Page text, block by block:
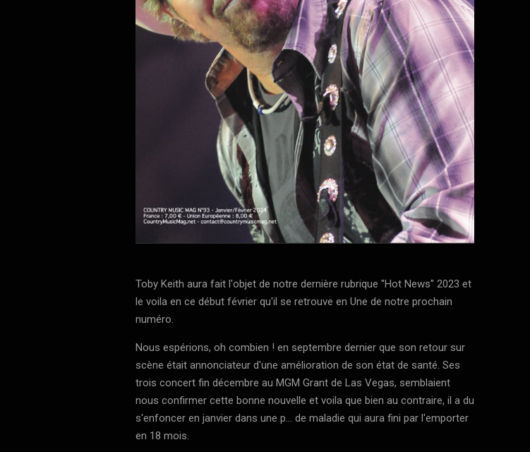
Toby Keith aura fait l'objet de notre dernière rubrique ''Hot News'' 2023 et
le voila en ce début février qu'il se retrouve en Une de notre prochain
numéro.
Nous espérions, oh combien ! en septembre dernier que son retour sur
scène était annonciateur d'une amélioration de son état de santé. Ses
trois concert fin décembre au MGM Grant de Las Vegas, semblaient
nous confirmer cette bonne nouvelle et voila que bien au contraire, il a du
s'enfoncer en janvier dans une p... de maladie qui aura fini par l'emporter
en 18 mois.